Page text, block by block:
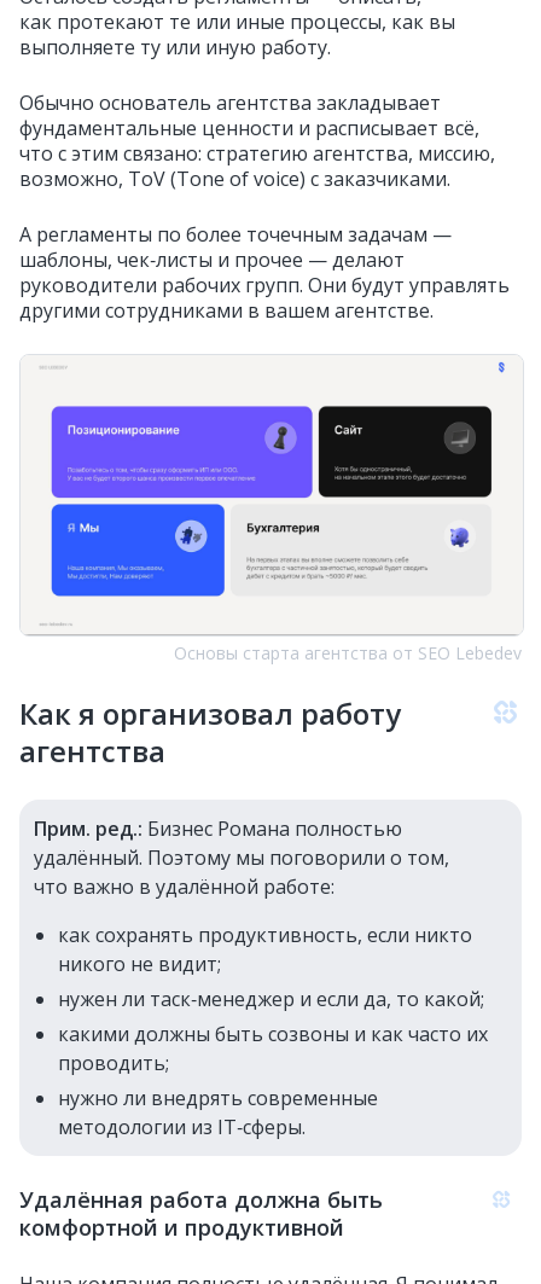
как протекают те или иные процессы, как вы
выполняете ту или иную работу.
Обычно основатель агентства закладывает
фундаментальные ценности и расписывает всё,
что с этим связано: стратегию агентства, миссию,
возможно, ToV (Tone of voice) с заказчиками.
А регламенты по более точечным задачам —
шаблоны, чек‑листы и прочее — делают
руководители рабочих групп. Они будут управлять
другими сотрудниками в вашем агентстве.
Основы старта агентства от SEO Lebedev
Как я организовал работу
агентства
Прим. ред.: Бизнес Романа полностью
удалённый. Поэтому мы поговорили о том,
что важно в удалённой работе:
как сохранять продуктивность, если никто
никого не видит;
нужен ли таск‑менеджер и если да, то какой;
какими должны быть созвоны и как часто их
проводить;
нужно ли внедрять современные
методологии из IT‑сферы.
Удалённая работа должна быть
комфортной и продуктивной